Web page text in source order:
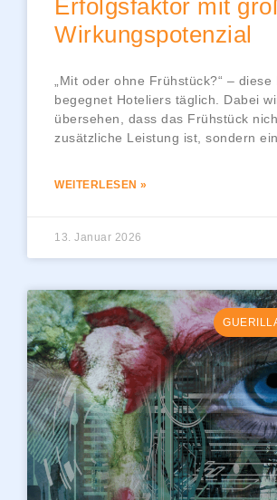
Erfolgsfaktor mit
Wirkungspotenzial
„Mit oder ohne Frühstück?“ – diese
begegnet Hoteliers täglich. Dabei
übersehen, dass das Frühstück
zusätzliche Leistung ist, sondern
WEITERLESEN »
13. Januar 2026